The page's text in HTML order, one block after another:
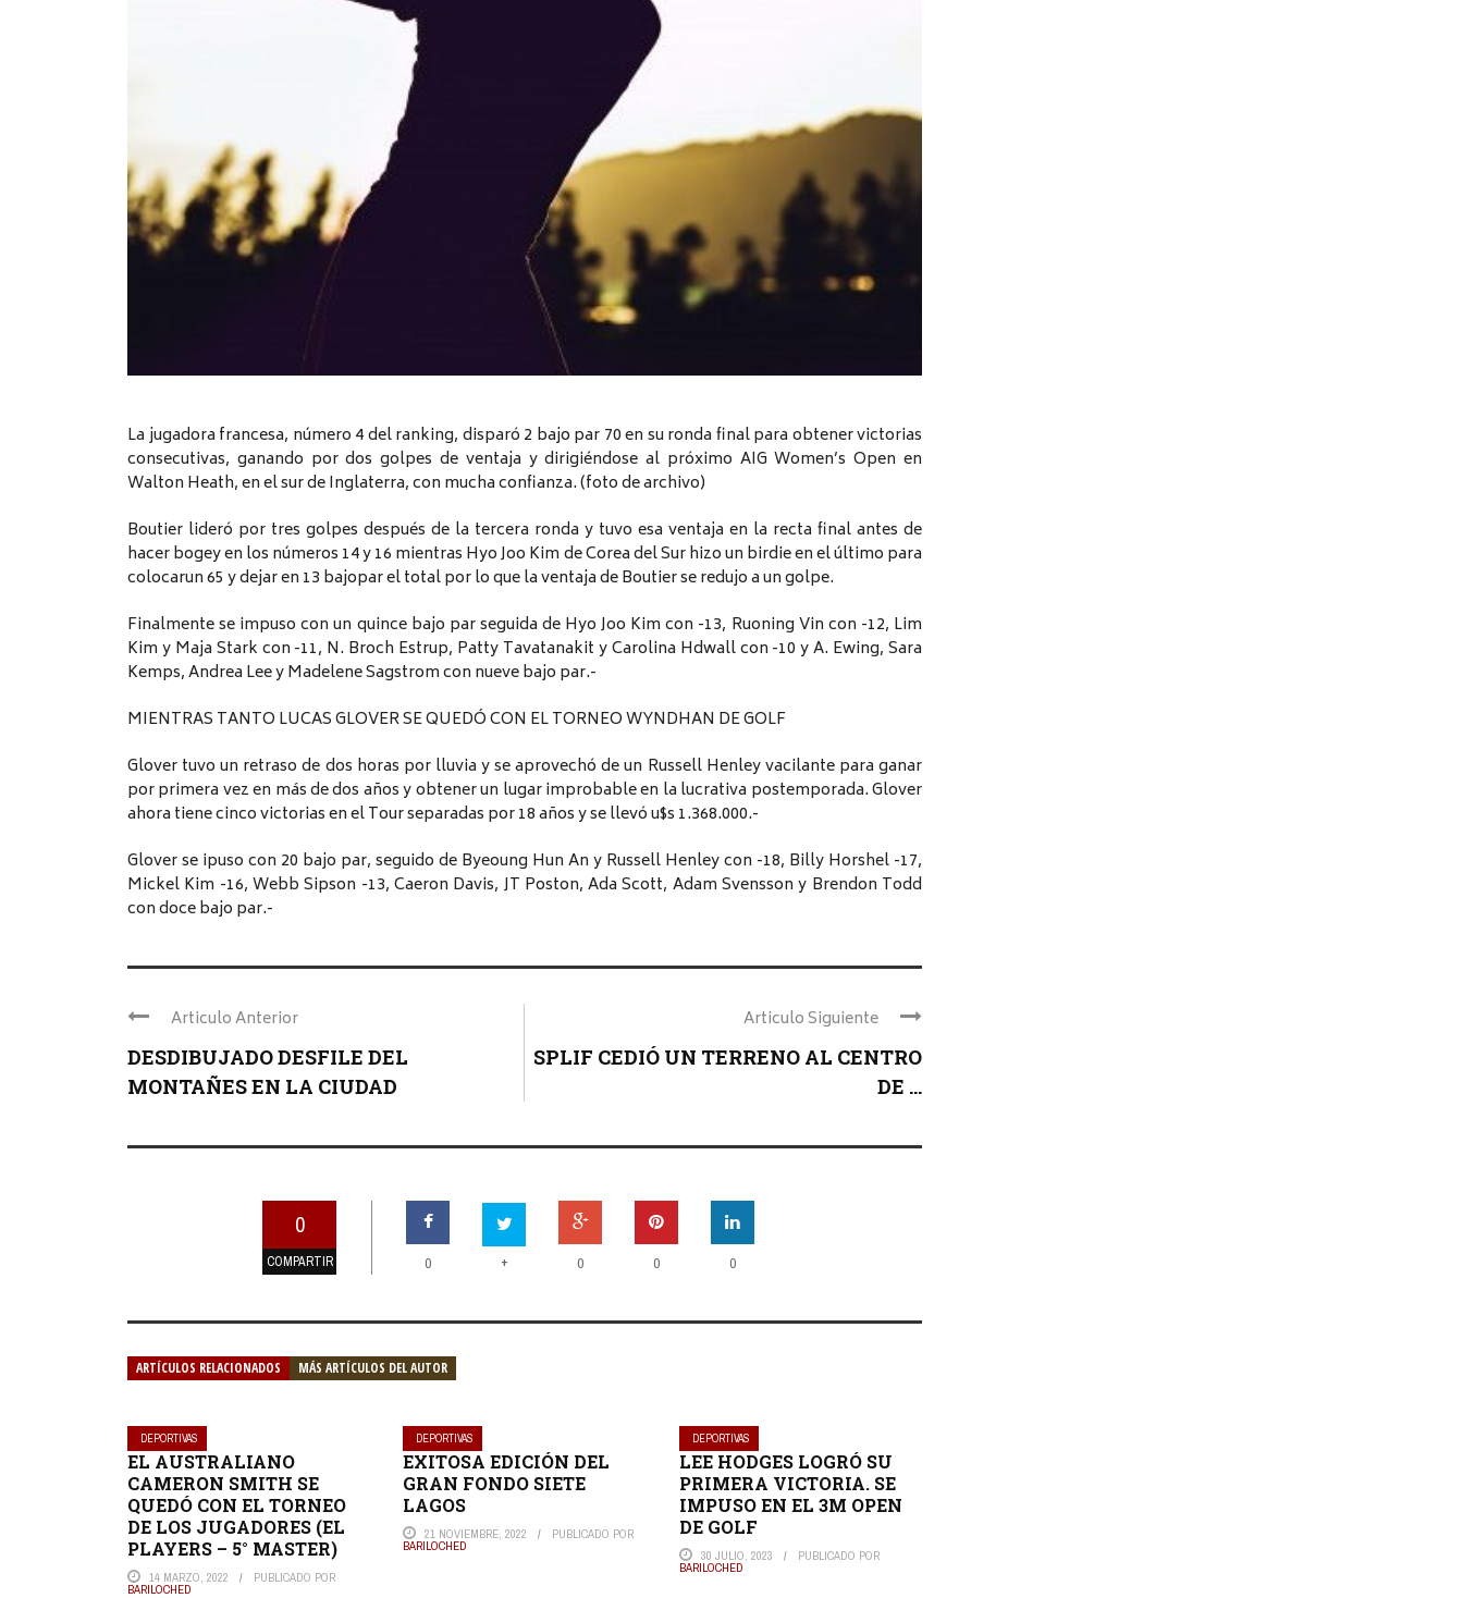
La jugadora francesa, número 4 del ranking, disparó 2 bajo par 70 en su ronda final para obtener victorias
consecutivas, ganando por dos golpes de ventaja y dirigiéndose al próximo AIG Women’s Open en
Walton Heath, en el sur de Inglaterra, con mucha confianza. (foto de archivo)
Boutier lideró por tres golpes después de la tercera ronda y tuvo esa ventaja en la recta final antes de
hacer bogey en los números 14 y 16 mientras Hyo Joo Kim de Corea del Sur hizo un birdie en el último para
colocarun 65 y dejar en 13 bajopar el total por lo que la ventaja de Boutier se redujo a un golpe.
Finalmente se impuso con un quince bajo par seguida de Hyo Joo Kim con -13, Ruoning Vin con -12, Lim
Kim y Maja Stark con -11, N. Broch Estrup, Patty Tavatanakit y Carolina Hdwall con -10 y A. Ewing, Sara
Kemps, Andrea Lee y Madelene Sagstrom con nueve bajo par.-
MIENTRAS TANTO LUCAS GLOVER SE QUEDÓ CON EL TORNEO WYNDHAN DE GOLF
Glover tuvo un retraso de dos horas por lluvia y se aprovechó de un Russell Henley vacilante para ganar
por primera vez en más de dos años y obtener un lugar improbable en la lucrativa postemporada. Glover
ahora tiene cinco victorias en el Tour separadas por 18 años y se llevó u$s 1.368.000.-
Glover se ipuso con 20 bajo par, seguido de Byeoung Hun An y Russell Henley con -18, Billy Horshel -17,
Mickel Kim -16, Webb Sipson -13, Caeron Davis, JT Poston, Ada Scott, Adam Svensson y Brendon Todd
con doce bajo par.-
Articulo Anterior
DESDIBUJADO DESFILE DEL
MONTAÑES EN LA CIUDAD
Articulo Siguiente
SPLIF CEDIÓ UN TERRENO AL CENTRO
DE ...
0
COMPARTIR 0 + 0 0 0
ARTÍCULOS RELACIONADOS MÁS ARTÍCULOS DEL AUTOR
DEPORTIVAS
EL AUSTRALIANO
CAMERON SMITH SE
QUEDÓ CON EL TORNEO
DE LOS JUGADORES (EL
PLAYERS – 5° MASTER)
14 MARZO, 2022 PUBLICADO POR
BARILOCHED
DEPORTIVAS
EXITOSA EDICIÓN DEL
GRAN FONDO SIETE
LAGOS
21 NOVIEMBRE, 2022 PUBLICADO POR
BARILOCHED
DEPORTIVAS
LEE HODGES LOGRÓ SU
PRIMERA VICTORIA. SE
IMPUSO EN EL 3M OPEN
DE GOLF
30 JULIO, 2023 PUBLICADO POR
BARILOCHED